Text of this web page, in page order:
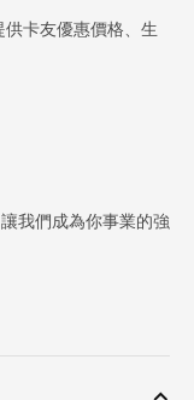
卡友優惠價格、生
我們成為你事業的強